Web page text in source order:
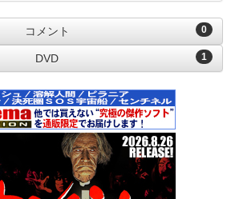
0
コメント
1
DVD